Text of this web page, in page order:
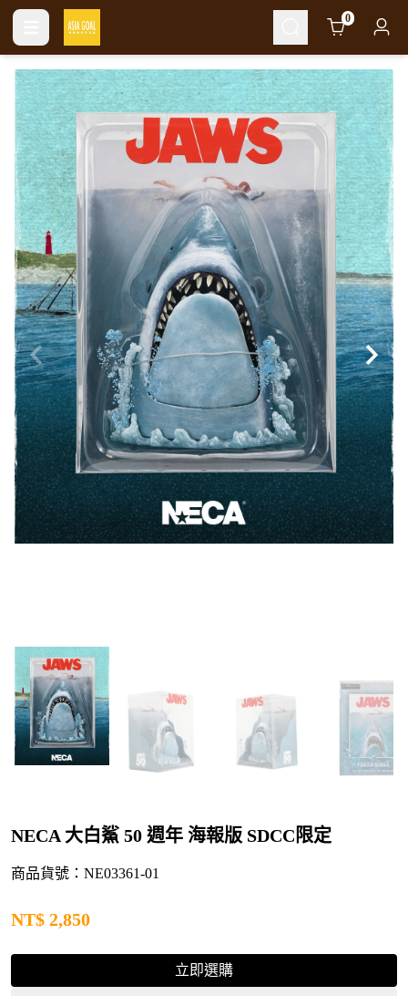
Cart 0
NECA 大白鯊 50 週年 海報版 SDCC限定
商品貨號：NE03361-01
NT$ 2,850
立即選購